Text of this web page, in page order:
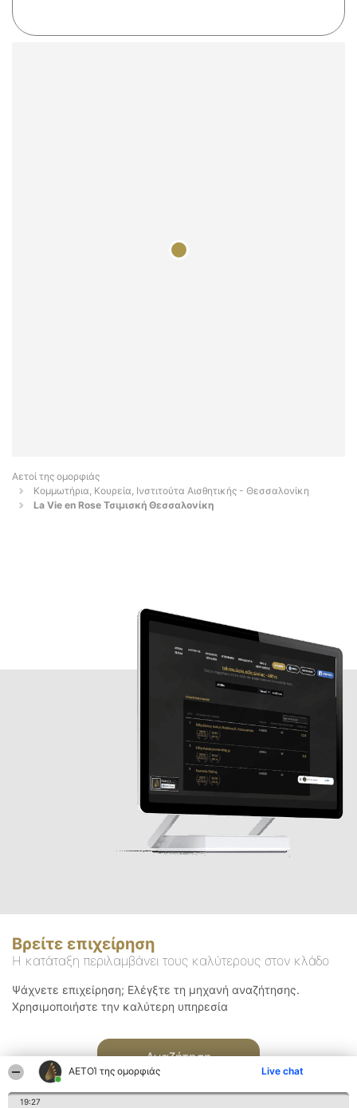
ΑΕΤΟΊ της ομορφιάς Live chat
19:27
Αετοί της ομορφιάς
Κομμωτήρια, Κουρεία, Ινστιτούτα Αισθητικής - Θεσσαλονίκη
La Vie en Rose Τσιμισκή Θεσσαλονίκη
Βρείτε επιχείρηση
Η κατάταξη περιλαμβάνει τους καλύτερους στον κλάδο
Ψάχνετε επιχείρηση; Ελέγξτε τη μηχανή αναζήτησης.
Χρησιμοποιήστε την καλύτερη υπηρεσία
Αναζήτηση